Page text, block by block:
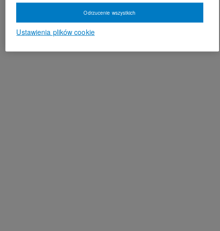
Ustawienia plików cookie
Odrzucenie wszystkich